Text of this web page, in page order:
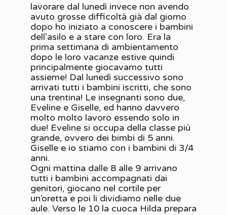
lavorare dal lunedì invece non avendo
avuto grosse difficoltà già dal giorno
dopo ho iniziato a conoscere i bambini
dell’asilo e a stare con loro. Era la
prima settimana di ambientamento
dopo le loro vacanze estive quindi
principalmente giocavamo tutti
assieme! Dal lunedì successivo sono
arrivati tutti i bambini iscritti, che sono
una trentina! Le insegnanti sono due,
Eveline e Giselle, ed hanno davvero
molto molto lavoro essendo solo in
due! Eveline si occupa della classe più
grande, ovvero dei bimbi di 5 anni.
Giselle e io stiamo con i bambini di 3/4
anni.
Ogni mattina dalle 8 alle 9 arrivano
tutti i bambini accompagnati dai
genitori, giocano nel cortile per
un’oretta e poi li dividiamo nelle due
aule. Verso le 10 la cuoca Hilda prepara